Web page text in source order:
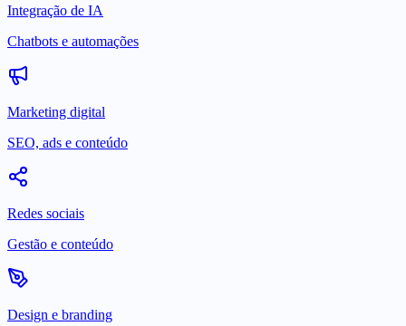
Integração de IA
Chatbots e automações
Marketing digital
SEO, ads e conteúdo
Redes sociais
Gestão e conteúdo
Design e branding